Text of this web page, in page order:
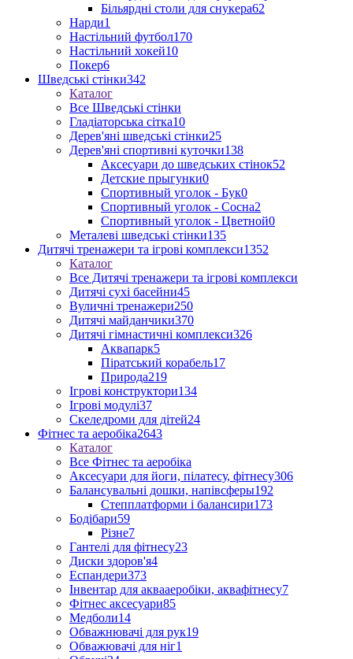
Більярдні столи для снукера62
Нарди1
Настільний футбол170
Настільний хокей10
Покер6
Шведські стінки342
Каталог
Все Шведські стінки
Гладіаторська сітка10
Дерев'яні шведські стінки25
Дерев'яні спортивні куточки138
Аксесуари до шведських стінок52
Детские прыгунки0
Спортивный уголок - Бук0
Спортивный уголок - Сосна2
Спортивный уголок - Цветной0
Металеві шведські стінки135
Дитячі тренажери та ігрові комплекси1352
Каталог
Все Дитячі тренажери та ігрові комплекси
Дитячі сухі басейни45
Вуличні тренажери250
Дитячі майданчики370
Дитячі гімнастичні комплекси326
Аквапарк5
Піратський корабель17
Природа219
Ігрові конструктори134
Ігрові модулі37
Скеледроми для дітей24
Фітнес та аеробіка2643
Каталог
Все Фітнес та аеробіка
Аксесуари для йоги, пілатесу, фітнесу306
Балансувальні дошки, напівсферы192
Степплатформи і балансири173
Бодібари59
Різне7
Гантелі для фітнесу23
Диски здоров'я4
Еспандери373
Інвентар для аквааеробіки, аквафітнесу7
Фітнес аксесуари85
Медболи14
Обважнювачі для рук19
Обважювачі для ніг1